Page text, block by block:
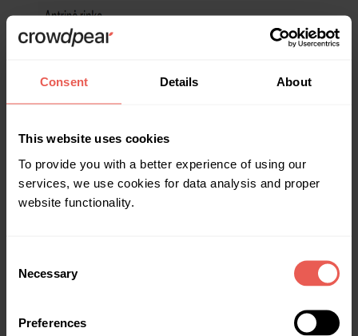
Consent Details About
This website uses cookies
To provide you with a better experience of using our
services, we use cookies for data analysis and proper
website functionality.
Selection
Necessary
Preferences
Jei apsigalvojote, pardavimo pasiūlymą galite atšaukti bet kada, kol